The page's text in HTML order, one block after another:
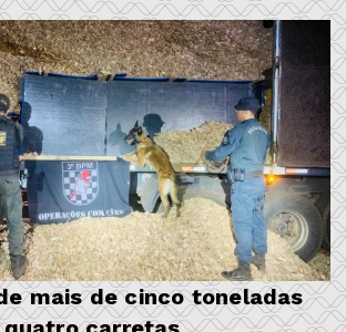
mais de cinco toneladas